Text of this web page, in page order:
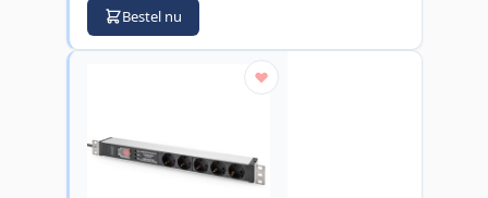
Bestel nu